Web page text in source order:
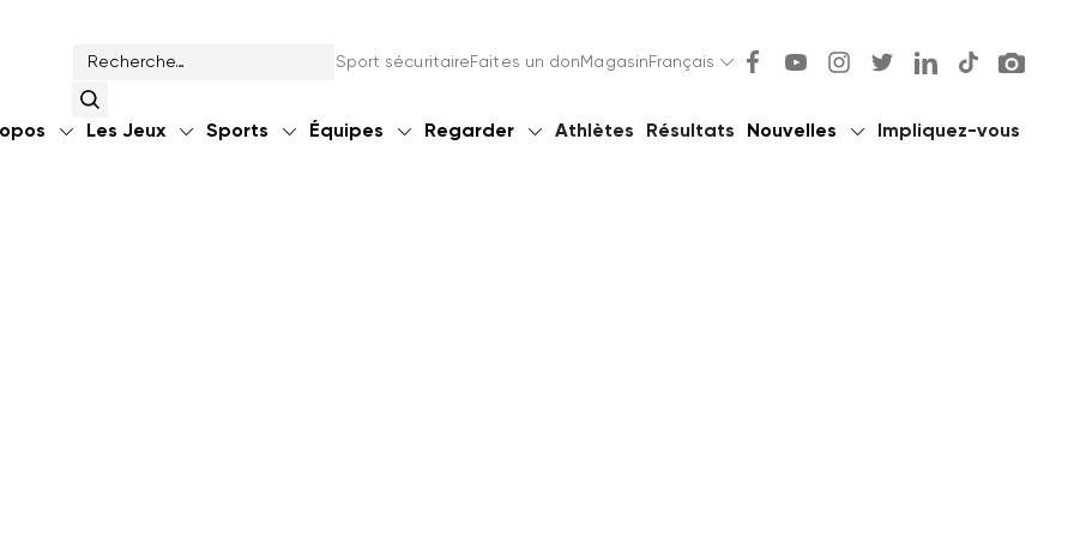
Sport sécuritaire Faites un don Magasin Français
Les Jeux Sports Équipes Regarder Athlètes Résultats Nouvelles Impliquez-vous